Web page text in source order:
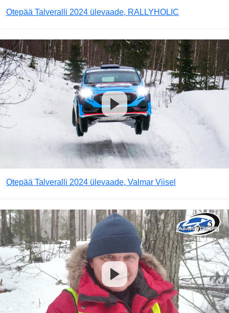
Otepää Talveralli 2024 ülevaade, RALLYHOLIC
Otepää Talveralli 2024 ülevaade, Valmar Viisel